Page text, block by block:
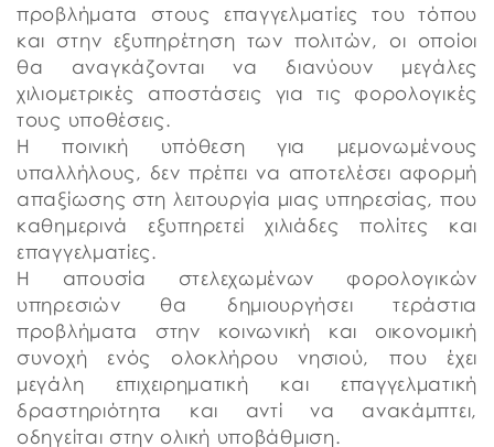
προβλήματα στους επαγγελματίες του τόπου
και στην εξυπηρέτηση των πολιτών, οι οποίοι
θα αναγκάζονται να διανύουν μεγάλες
χιλιομετρικές αποστάσεις για τις φορολογικές
τους υποθέσεις.
Η ποινική υπόθεση για μεμονωμένους
υπαλλήλους, δεν πρέπει να αποτελέσει αφορμή
απαξίωσης στη λειτουργία μιας υπηρεσίας, που
καθημερινά εξυπηρετεί χιλιάδες πολίτες και
επαγγελματίες.
Η απουσία στελεχωμένων φορολογικών
υπηρεσιών θα δημιουργήσει τεράστια
προβλήματα στην κοινωνική και οικονομική
συνοχή ενός ολοκλήρου νησιού, που έχει
μεγάλη επιχειρηματική και επαγγελματική
δραστηριότητα και αντί να ανακάμπτει,
οδηγείται στην ολική υποβάθμιση.